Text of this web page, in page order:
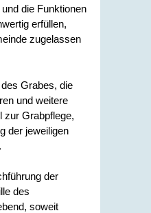
die Funktionen
erfüllen,
zugelassen
Grabes, die
und weitere
zur Grabpflege,
der jeweiligen
der
des
soweit